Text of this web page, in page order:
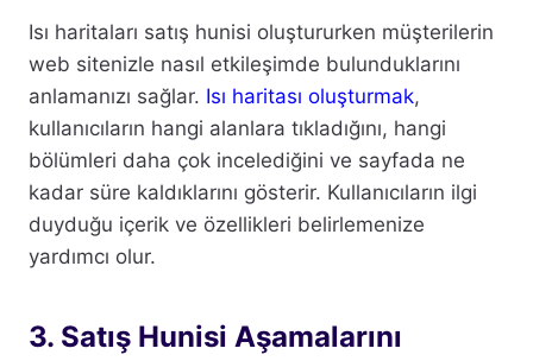
Isı haritaları satış hunisi oluştururken müşterilerin
web sitenizle nasıl etkileşimde bulunduklarını
anlamanızı sağlar. Isı haritası oluşturmak,
kullanıcıların hangi alanlara tıkladığını, hangi
bölümleri daha çok incelediğini ve sayfada ne
kadar süre kaldıklarını gösterir. Kullanıcıların ilgi
duyduğu içerik ve özellikleri belirlemenize
yardımcı olur.
3. Satış Hunisi Aşamalarını